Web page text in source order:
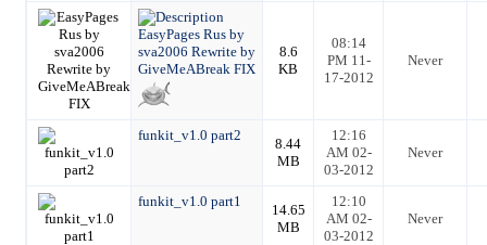
EasyPages Rus by
sva2006 Rewrite by
GiveMeABreak FIX
8.6
KB
08:14
PM 11-
17-2012
Never
funkit_v1.0 part2
8.44
MB
12:16
AM 02-
03-2012
Never
funkit_v1.0 part1
14.65
MB
12:10
AM 02-
03-2012
Never